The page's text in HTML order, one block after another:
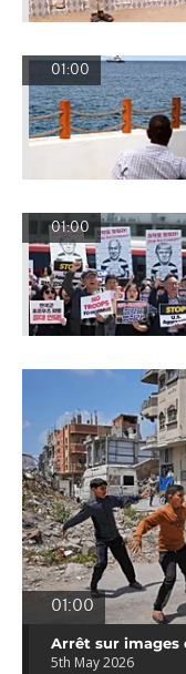
01:00
01:00
01:00
Arrêt sur images
5th May 2026